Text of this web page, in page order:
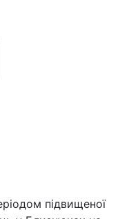
підвищеної